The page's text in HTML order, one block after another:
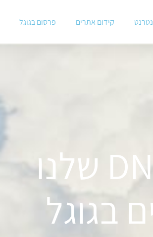
קידום אתרים פרסום בגוגל
בגוגל